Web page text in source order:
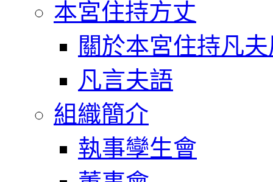
本宮住持方丈
關於本宮住持凡
凡言夫語
組織簡介
執事孿生會